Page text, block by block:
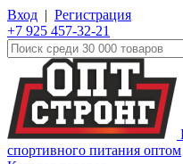
Вход | Регистрация
+7 925 457-32-21
спортивного питания оптом